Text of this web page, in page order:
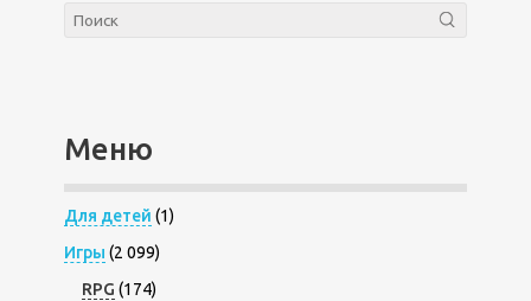
Меню
Для детей (1)
Игры (2 099)
RPG (174)